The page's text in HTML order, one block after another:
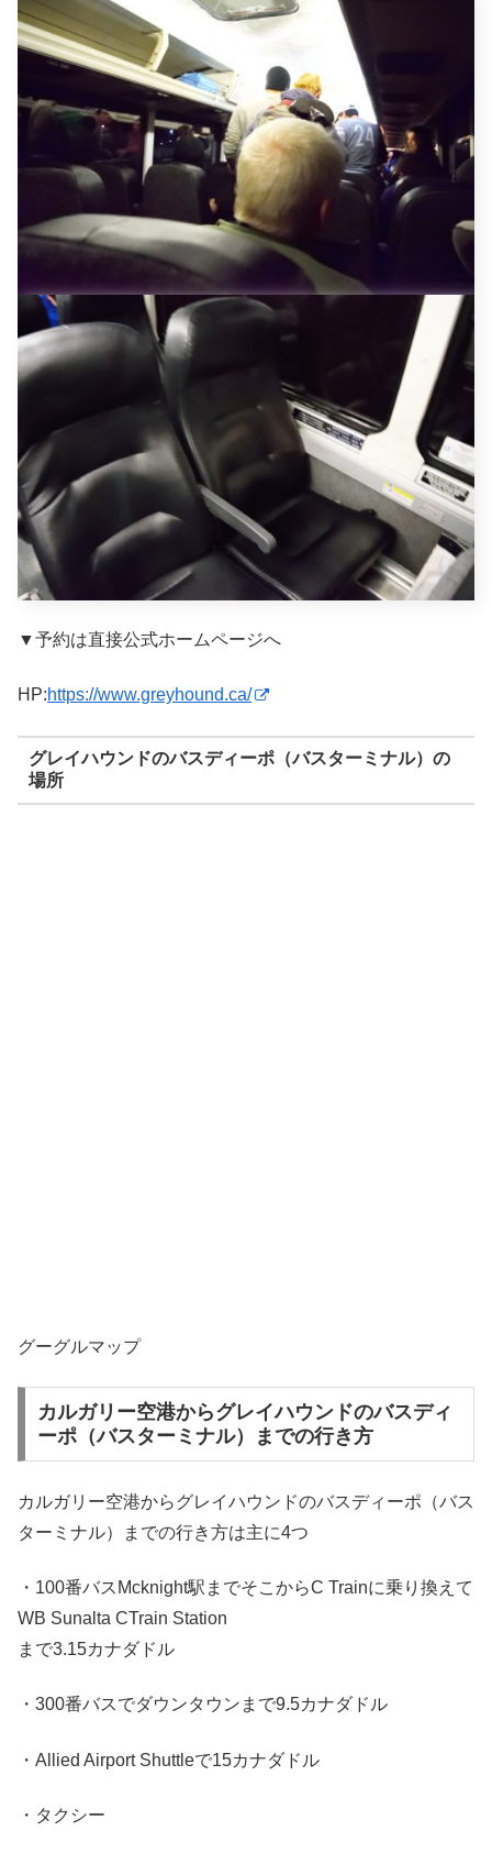
▼予約は直接公式ホームページへ
HP:https://www.greyhound.ca/
グレイハウンドのバスディーポ（バスターミナル）の
場所
グーグルマップ
カルガリー空港からグレイハウンドのバスディ
ーポ（バスターミナル）までの行き方
カルガリー空港からグレイハウンドのバスディーポ（バス
ターミナル）までの行き方は主に4つ
・100番バスMcknight駅までそこからC Trainに乗り換えて
WB Sunalta CTrain Station
まで3.15カナダドル
・300番バスでダウンタウンまで9.5カナダドル
・Allied Airport Shuttleで15カナダドル
・タクシー